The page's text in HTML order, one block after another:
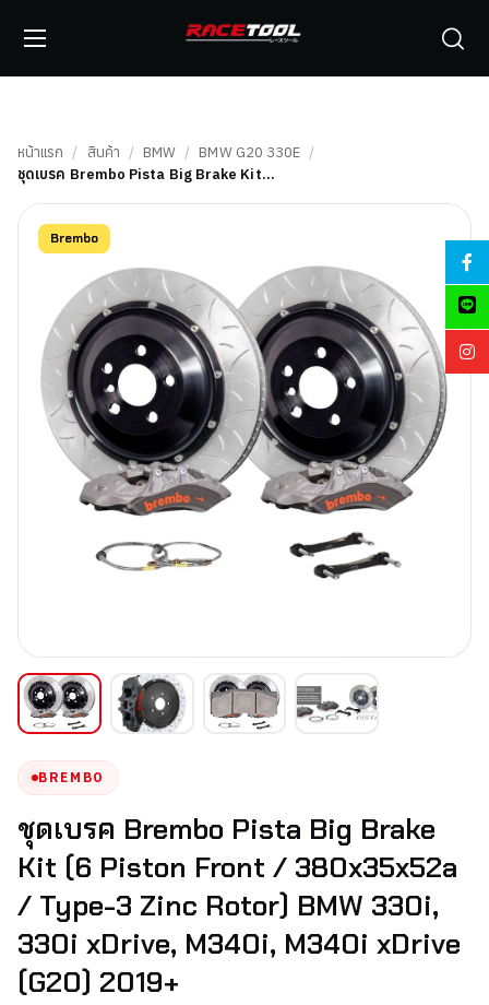
หน้าแรก / สินค้า / BMW / BMW G20 330E /
ชุดเบรค Brembo Pista Big Brake Kit…
Brembo
BREMBO
ชุดเบรค Brembo Pista Big Brake
Kit (6 Piston Front / 380x35x52a
/ Type-3 Zinc Rotor) BMW 330i,
330i xDrive, M340i, M340i xDrive
(G20) 2019+